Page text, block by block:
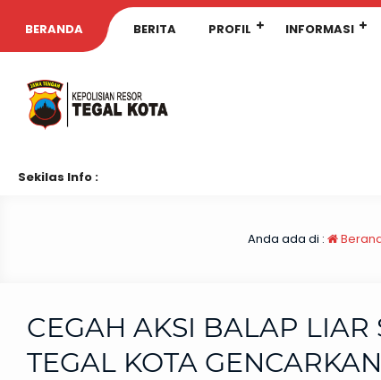
BERANDA BERITA PROFIL INFORMASI
Sekilas Info :
Anda ada di :
CEGAH AKSI BALAP
TEGAL KOTA